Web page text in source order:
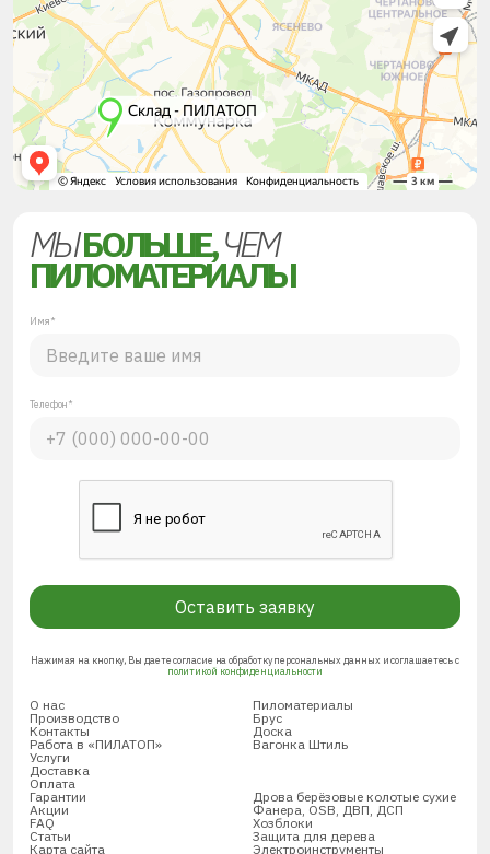
МЫБОЛЬШЕ,ЧЕМ
ПИЛОМАТЕРИАЛЫ
Имя*
Телефон*
Оставить заявку
Нажимая на кнопку, Вы даете согласие на обработку персональных данных и соглашаетесь с
политикой конфиденциальности
О нас
Производство
Контакты
Работа в «ПИЛАТОП»
Услуги
Доставка
Оплата
Гарантии
Акции
FAQ
Статьи
Карта сайта
Пиломатериалы
Брус
Доска
Вагонка Штиль
Дрова берёзовые колотые сухие
Фанера, OSB, ДВП, ДСП
Хозблоки
Защита для дерева
Электроинструменты